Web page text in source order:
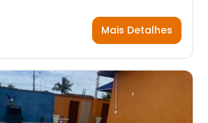
Mais Detalhes